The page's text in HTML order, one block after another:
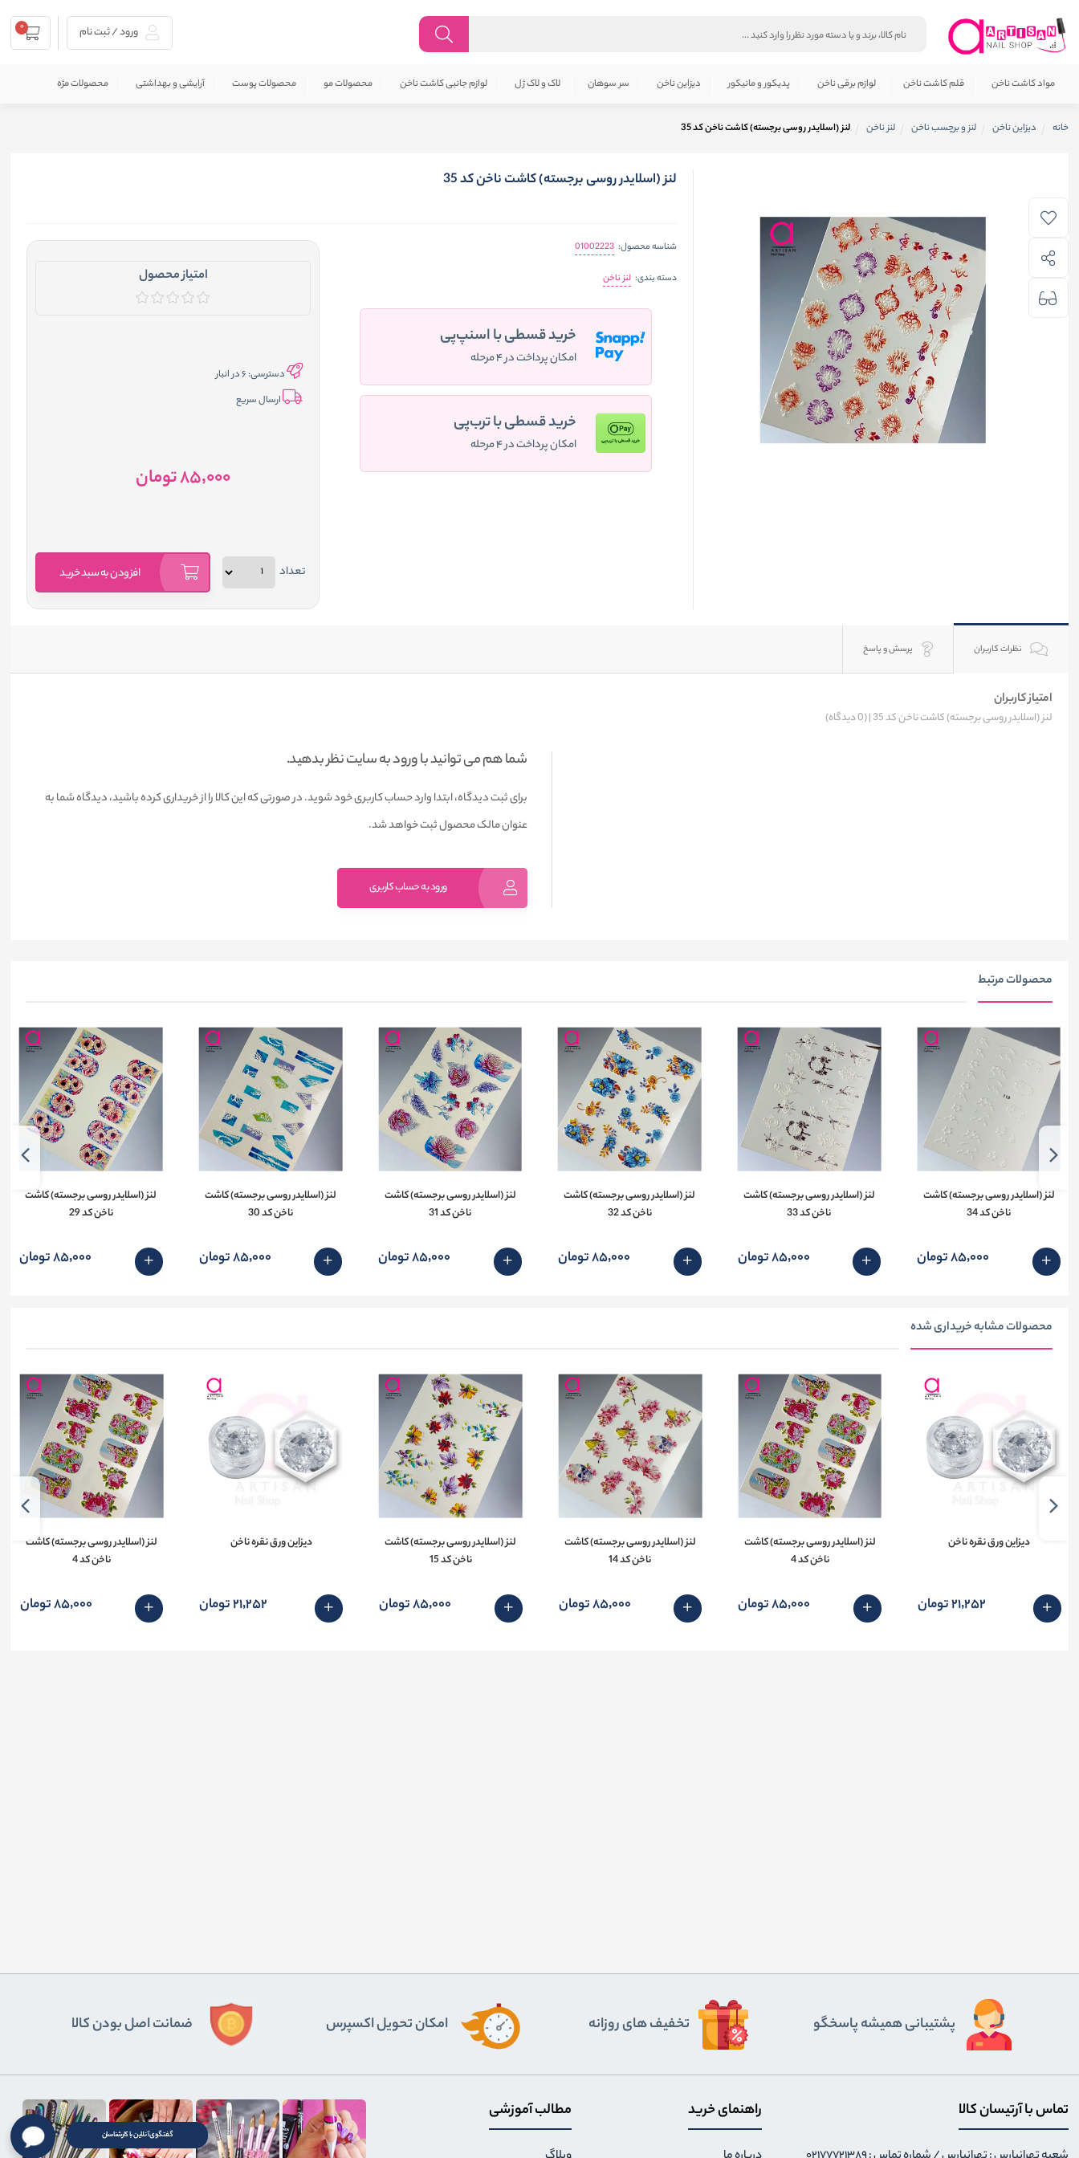
گفتگوی آنلاین با کارشناسان
ورود / ثبت نام 0
مواد کاشت ناخن قلم کاشت ناخن لوازم برقی ناخن پدیکور و مانیکور دیزاین ناخن سر سوهان لاک و لاک ژل لوازم جانبی کاشت ناخن محصولات مو محصولات پوست آرایشی و بهداشتی محصولات مژه
خانه دیزاین ناخن لنز و برچسب ناخن لنز ناخن لنز (اسلایدر روسی برجسته) کاشت ناخن کد 35
لنز (اسلایدر روسی برجسته) کاشت ناخن کد 35
شناسه محصول: 01002223
دسته بندی: لنز ناخن
خرید قسطی با اسنپ‌پی
امکان پرداخت در ۴ مرحله
خرید قسطی با ترب‌پی
امکان پرداخت در ۴ مرحله
امتیاز محصول
دسترسی: 6 در انبار
ارسال سریع
85٬000تومان
تعداد افزودن به سبد خرید
نظرات کاربران پرسش و پاسخ
امتیاز کاربران
لنز (اسلایدر روسی برجسته) کاشت ناخن کد 35 | (0 دیدگاه)
شما هم می توانید با ورود به سایت نظر بدهید.
برای ثبت دیدگاه، ابتدا وارد حساب کاربری خود شوید. در صورتی که این کالا را از خریداری کرده باشید، دیدگاه شما به
عنوان مالک محصول ثبت خواهد شد.
ورود به حساب کاربری
محصولات مرتبط
لنز (اسلایدر روسی برجسته) کاشت
ناخن کد 34
85٬000 تومان
لنز (اسلایدر روسی برجسته) کاشت
ناخن کد 33
85٬000 تومان
لنز (اسلایدر روسی برجسته) کاشت
ناخن کد 32
85٬000 تومان
لنز (اسلایدر روسی برجسته) کاشت
ناخن کد 31
85٬000 تومان
لنز (اسلایدر روسی برجسته) کاشت
ناخن کد 30
85٬000 تومان
لنز (اسلایدر روسی برجسته) کاشت
ناخن کد 29
85٬000 تومان
محصولات مشابه خریداری شده
دیزاین ورق نقره ناخن
21٬252 تومان
لنز (اسلایدر روسی برجسته) کاشت
ناخن کد 4
85٬000 تومان
لنز (اسلایدر روسی برجسته) کاشت
ناخن کد 14
85٬000 تومان
لنز (اسلایدر روسی برجسته) کاشت
ناخن کد 15
85٬000 تومان
دیزاین ورق نقره ناخن
21٬252 تومان
لنز (اسلایدر روسی برجسته) کاشت
ناخن کد 4
85٬000 تومان
پشتیبانی همیشه پاسخگو تخفیف های روزانه اﻣﮑﺎن ﺗﺤﻮﯾﻞ اﮐﺴﭙﺮس ضمانت اصل بودن کالا
تماس با آرتیسان کالا راهنمای خرید مطالب آموزشی